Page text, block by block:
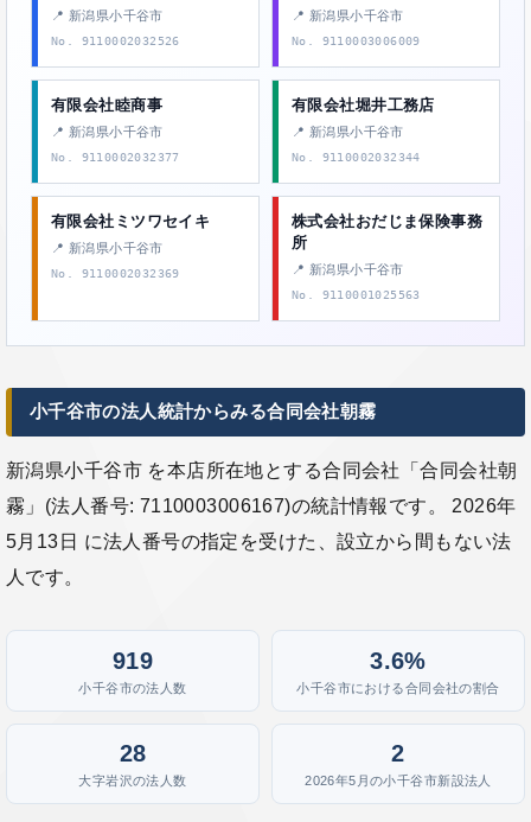
📍 新潟県小千谷市
No. 9110002032526
📍 新潟県小千谷市
No. 9110003006009
有限会社睦商事
📍 新潟県小千谷市
No. 9110002032377
有限会社堀井工務店
📍 新潟県小千谷市
No. 9110002032344
有限会社ミツワセイキ
📍 新潟県小千谷市
No. 9110002032369
株式会社おだじま保険事務
所
📍 新潟県小千谷市
No. 9110001025563
小千谷市の法人統計からみる合同会社朝霧
新潟県小千谷市 を本店所在地とする合同会社「合同会社朝
霧」(法人番号: 7110003006167)の統計情報です。 2026年
5月13日 に法人番号の指定を受けた、設立から間もない法
人です。
919
小千谷市の法人数
3.6%
小千谷市における合同会社の割合
28
大字岩沢の法人数
2
2026年5月の小千谷市新設法人